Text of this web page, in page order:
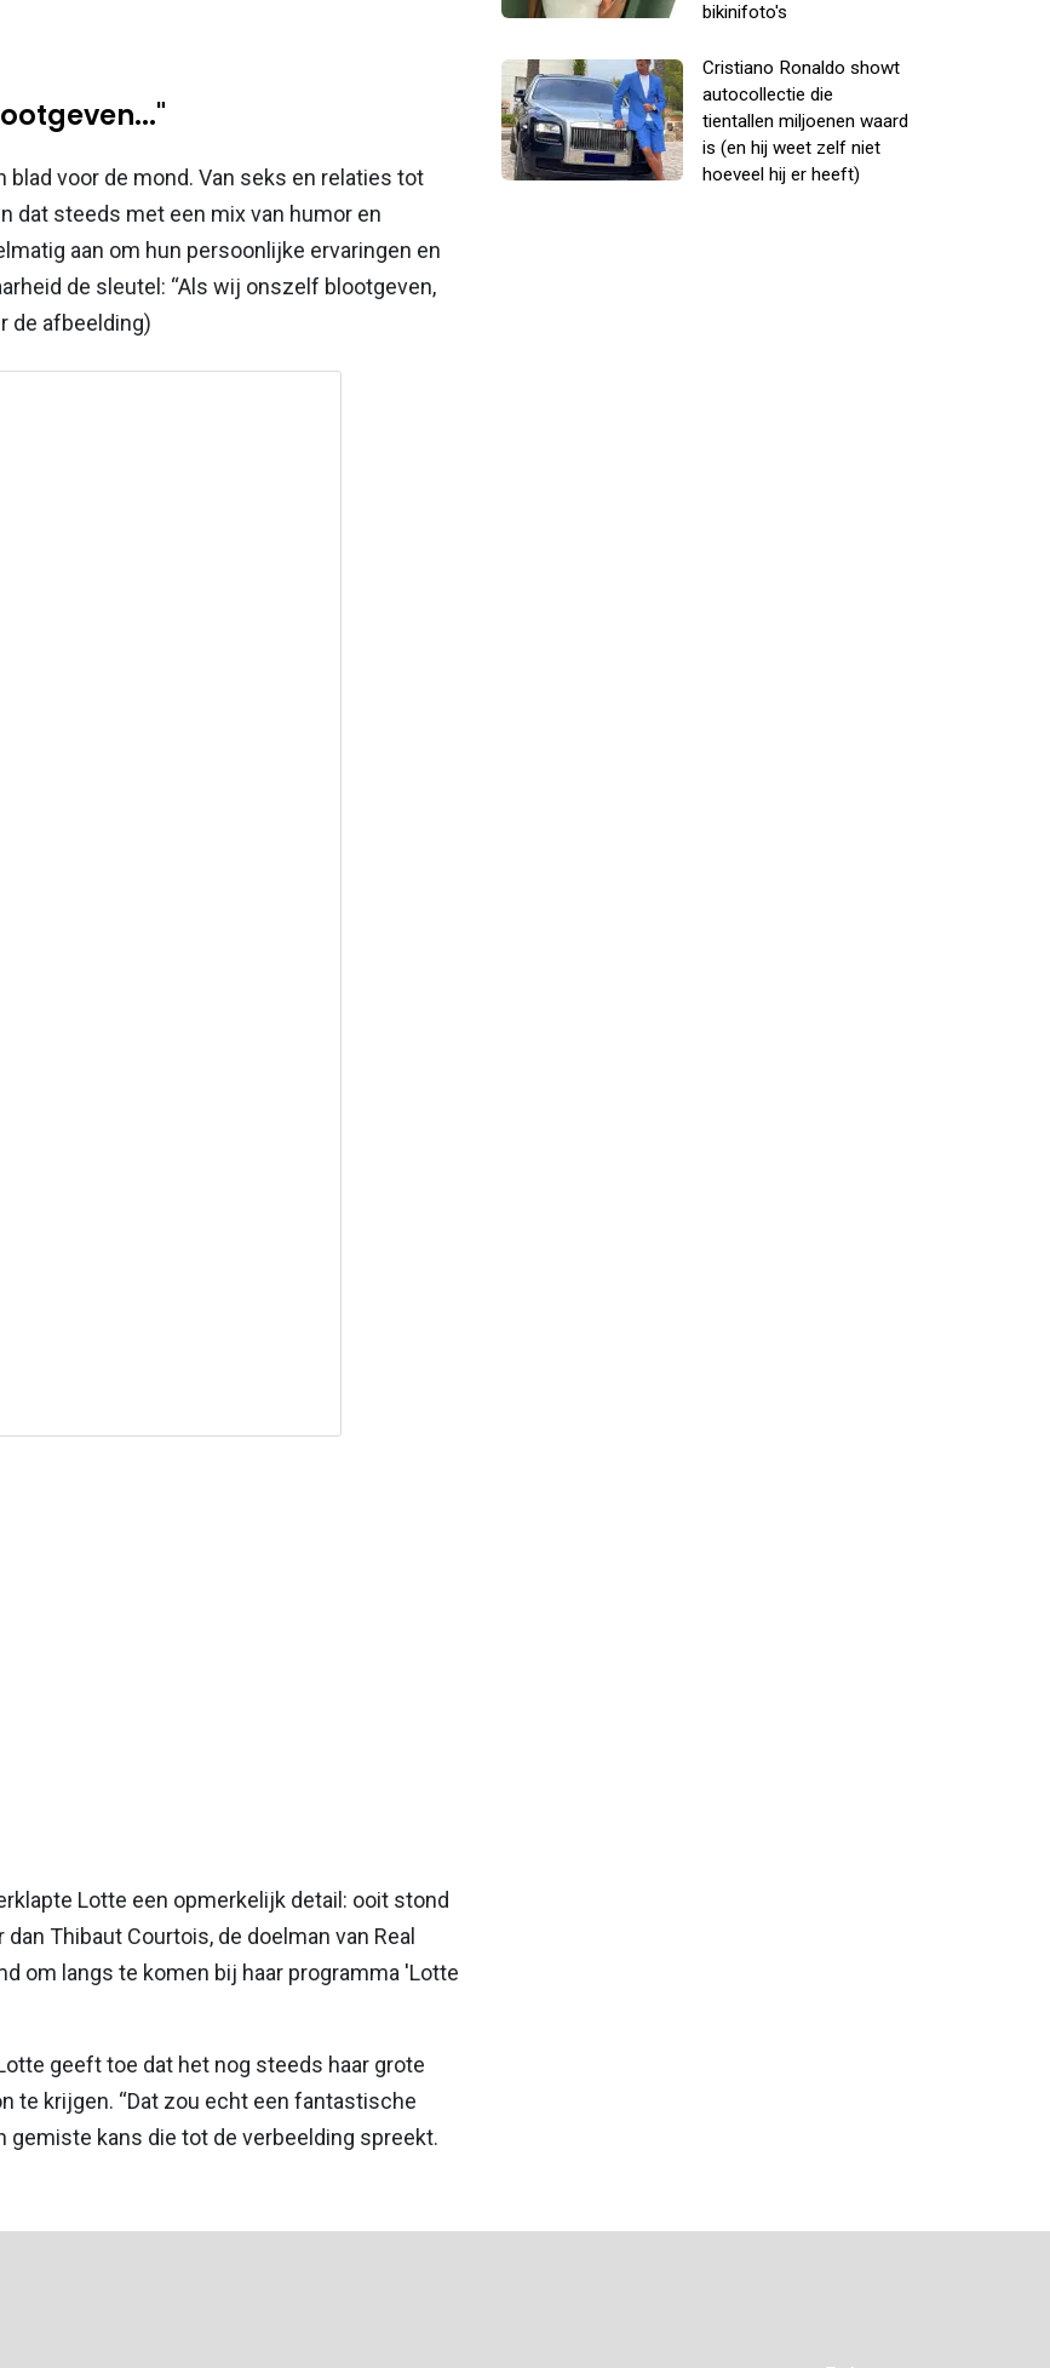
voor de mond. Van seks en relaties tot
dat steeds met een mix van humor en
aan om hun persoonlijke ervaringen en
de sleutel: “Als wij onszelf blootgeven,
de afbeelding)
Lotte een opmerkelijk detail: ooit stond
Thibaut Courtois, de doelman van Real
om langs te komen bij haar programma 'Lotte
geeft toe dat het nog steeds haar grote
te krijgen. “Dat zou echt een fantastische
gemiste kans die tot de verbeelding spreekt.
bikinifoto's
Cristiano Ronaldo showt
autocollectie die
tientallen miljoenen waard
is (en hij weet zelf niet
hoeveel hij er heeft)